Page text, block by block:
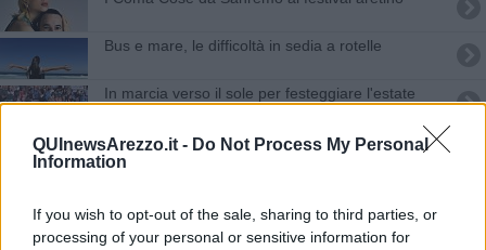
QUInewsArezzo.it - Do Not Process My Personal
Information
If you wish to opt-out of the sale, sharing to third parties, or
processing of your personal or sensitive information for
Bus e mare, le difficoltà in sedia a rotelle
In marcia verso il sole per festeggiare l'estate
Canestri ad Arezzo per Kobe Bryant
Storie di donne vincenti, se ne parla alla Koinè